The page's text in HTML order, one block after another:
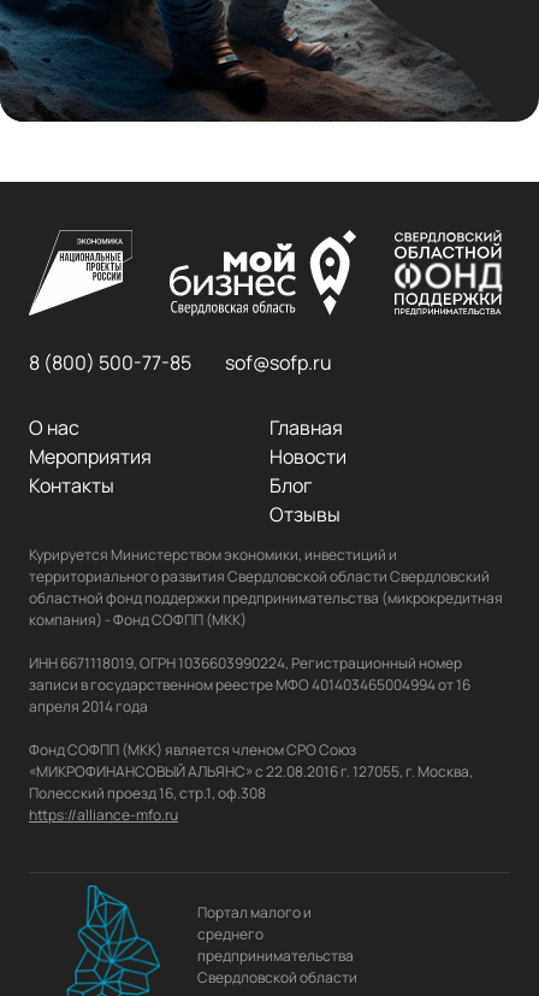
8 (800) 500-77-85 sof@sofp.ru
Главная
О нас
Новости
Мероприятия
Блог
Контакты
Отзывы
Курируется Министерством экономики, инвестиций и
территориального развития Свердловской области Свердловский
областной фонд поддержки предпринимательства (микрокредитная
компания) - Фонд СОФПП (МКК)
ИНН 6671118019, ОГРН 1036603990224, Регистрационный номер
записи в государственном реестре МФО 401403465004994 от 16
апреля 2014 года
Фонд СОФПП (МКК) является членом СРО Союз
«МИКРОФИНАНСОВЫЙ АЛЬЯНС» с 22.08.2016 г. 127055, г. Москва,
https://alliance-mfo.ru
Портал малого и
среднего
предпринимательства
Свердловской области